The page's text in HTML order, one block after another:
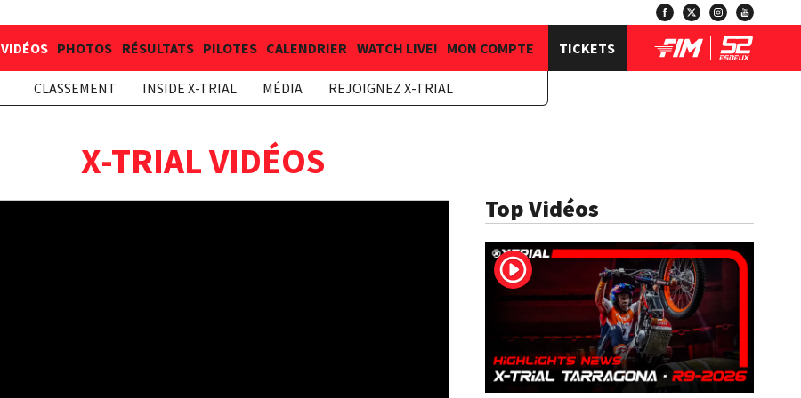
VIDÉOS PHOTOS RÉSULTATS PILOTES CALENDRIER WATCH LIVE! MON COMPTE
CLASSEMENT INSIDE X-TRIAL MÉDIA REJOIGNEZ X-TRIAL
TICKETS
X-TRIAL VIDÉOS
Top Vidéos